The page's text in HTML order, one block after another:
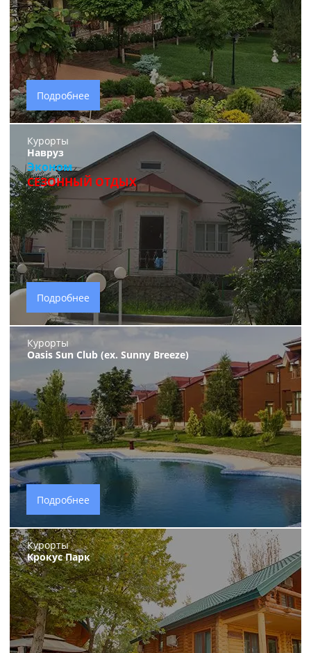
Подробнее
Курорты
Навруз
Эконом
СЕЗОННЫЙ ОТДЫХ
Подробнее
Курорты
Oasis Sun Club (ex. Sunny Breeze)
Подробнее
Курорты
Крокус Парк